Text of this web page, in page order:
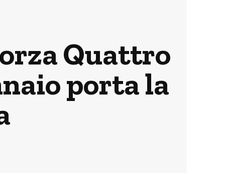
Quattro
porta la